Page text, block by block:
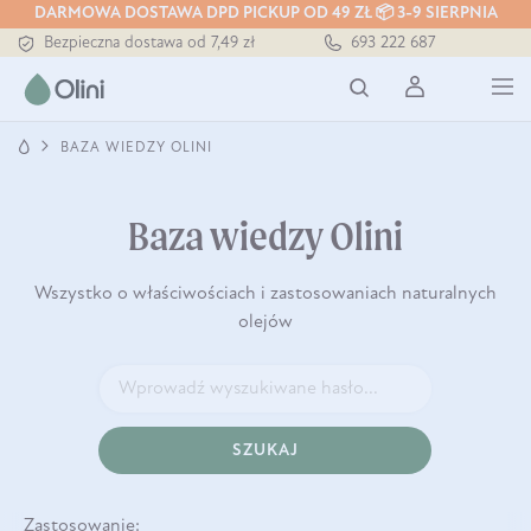
DARMOWA DOSTAWA DPD PICKUP OD 49 ZŁ 📦 3-9 SIERPNIA
Bezpieczna dostawa od 7,49 zł
Darmowa dostawa od 199 zł
Tłoczony zawsze na zimno
693 222 687
BAZA WIEDZY OLINI
Baza wiedzy Olini
Wszystko o właściwościach i zastosowaniach naturalnych
olejów
SZUKAJ
Zastosowanie: